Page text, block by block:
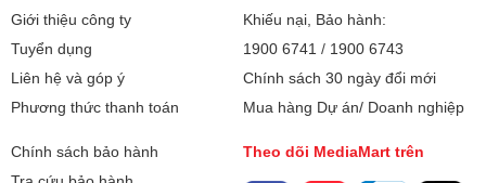
Giới thiệu công ty
Tuyển dụng
Liên hệ và góp ý
Phương thức thanh toán
Khiếu nại, Bảo hành:
1900 6741 / 1900 6743
Chính sách 30 ngày đổi mới
Mua hàng Dự án/ Doanh nghiệp
Chính sách bảo hành
Theo dõi MediaMart trên